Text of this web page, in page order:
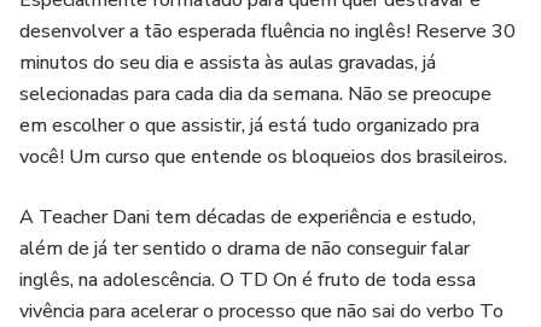
Não perca mais tempo! Inscreva-se aqui!
See you :D
desenvolver a tão esperada fluência no inglês! Reserve 30
minutos do seu dia e assista às aulas gravadas, já
selecionadas para cada dia da semana. Não se preocupe
em escolher o que assistir, já está tudo organizado pra
você! Um curso que entende os bloqueios dos brasileiros.
A Teacher Dani tem décadas de experiência e estudo,
além de já ter sentido o drama de não conseguir falar
inglês, na adolescência. O TD On é fruto de toda essa
vivência para acelerar o processo que não sai do verbo To